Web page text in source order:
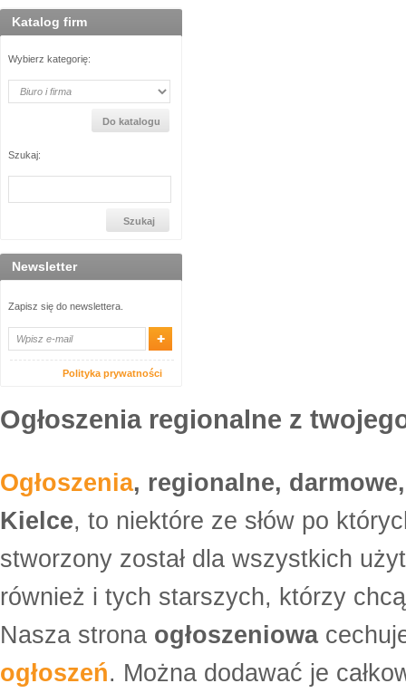
Katalog firm
Wybierz kategorię:
Szukaj:
Newsletter
Zapisz się do newslettera.
Polityka prywatności
Ogłoszenia regionalne z
Ogłoszenia, regionalne,
Kielce, to niektóre ze słów po
stworzony został dla wszystkich
również i tych starszych, którzy
Nasza strona ogłoszeniowa
ogłoszeń. Można dodawać je